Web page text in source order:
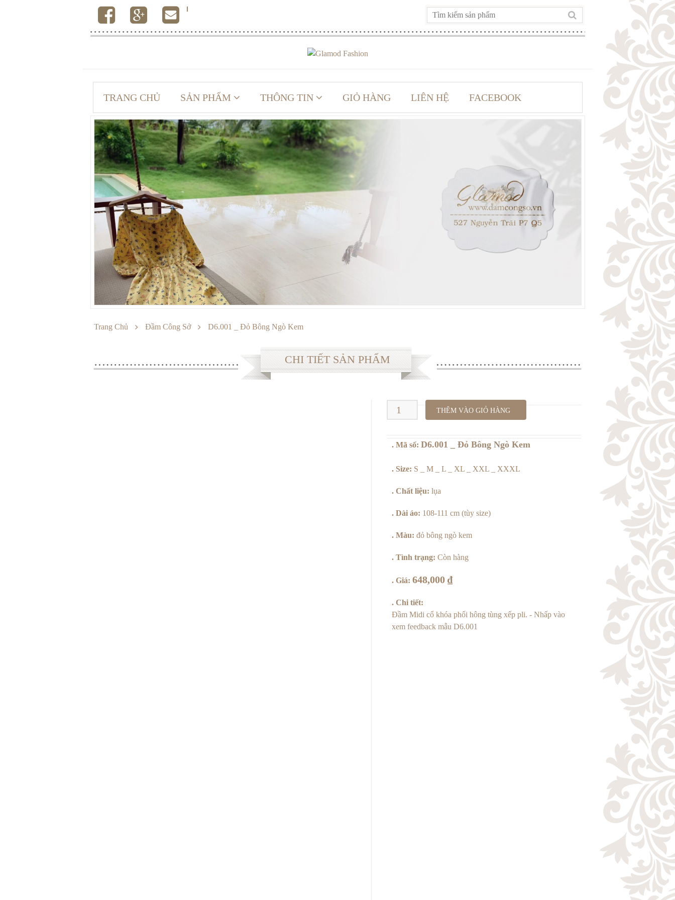
TRANG CHỦ SẢN PHẨM THÔNG TIN GIỎ HÀNG LIÊN HỆ FACEBOOK
Trang Chủ Đầm Công Sở D6.001 _ Đỏ Bông Ngò Kem
CHI TIẾT SẢN PHẨM
D6.001
Đỏ
Bông
THÊM VÀO GIỎ HÀNG
. Mã số:D6.001 _ Đỏ Bông Ngò Kem
. Size: S _ M _ L _ XL _ XXL _ XXXL
. Chất liệu:lụa
. Dài áo: 108-111 cm (tùy size)
. Màu:đỏ bông ngò kem
. Tình trạng:Còn hàng
. Giá:648,000₫
. Chi tiết:
Đầm Midi cổ khóa phối hông tùng xếp pli.- Nhấp vào
xem feedback mẫu D6.001